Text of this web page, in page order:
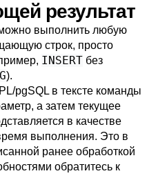
результат
выполнить любую
строк, просто
INSERT без
).
PL/pgSQL в тексте команды
а затем текущее
в качестве
выполнения. Это в
ранее обработкой
обратитесь к